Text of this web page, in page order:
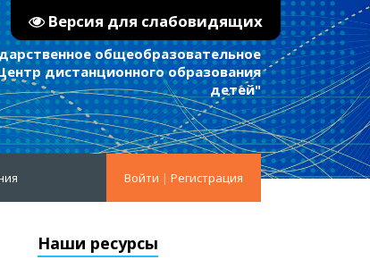
Версия для слабовидящих
общеобразовательное
дистанционного образования
детей"
Войти | Регистрация
Наши ресурсы